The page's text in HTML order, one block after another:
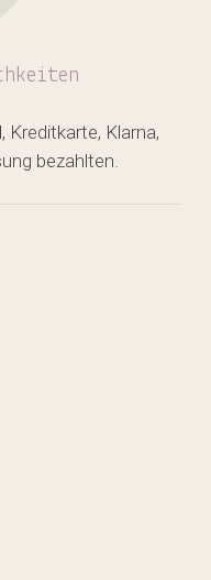
Kreditkarte, Klarna,
bezahlten.